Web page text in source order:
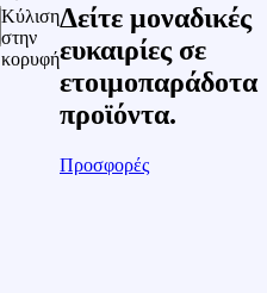
Κύλιση
στην
κορυφή
Δείτε μοναδικές
ευκαιρίες σε
ετοιμοπαράδοτα
προϊόντα.
Προσφορές